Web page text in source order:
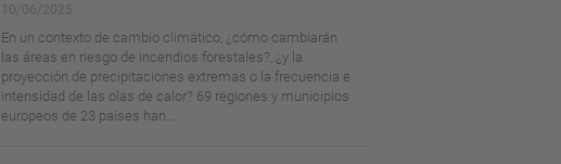
En un contexto de cambio climático, ¿cómo cambiarán
las áreas en riesgo de incendios forestales?, ¿y la
proyección de precipitaciones extremas o la frecuencia e
intensidad de las olas de calor? 69 regiones y municipios
europeos de 23 países han...